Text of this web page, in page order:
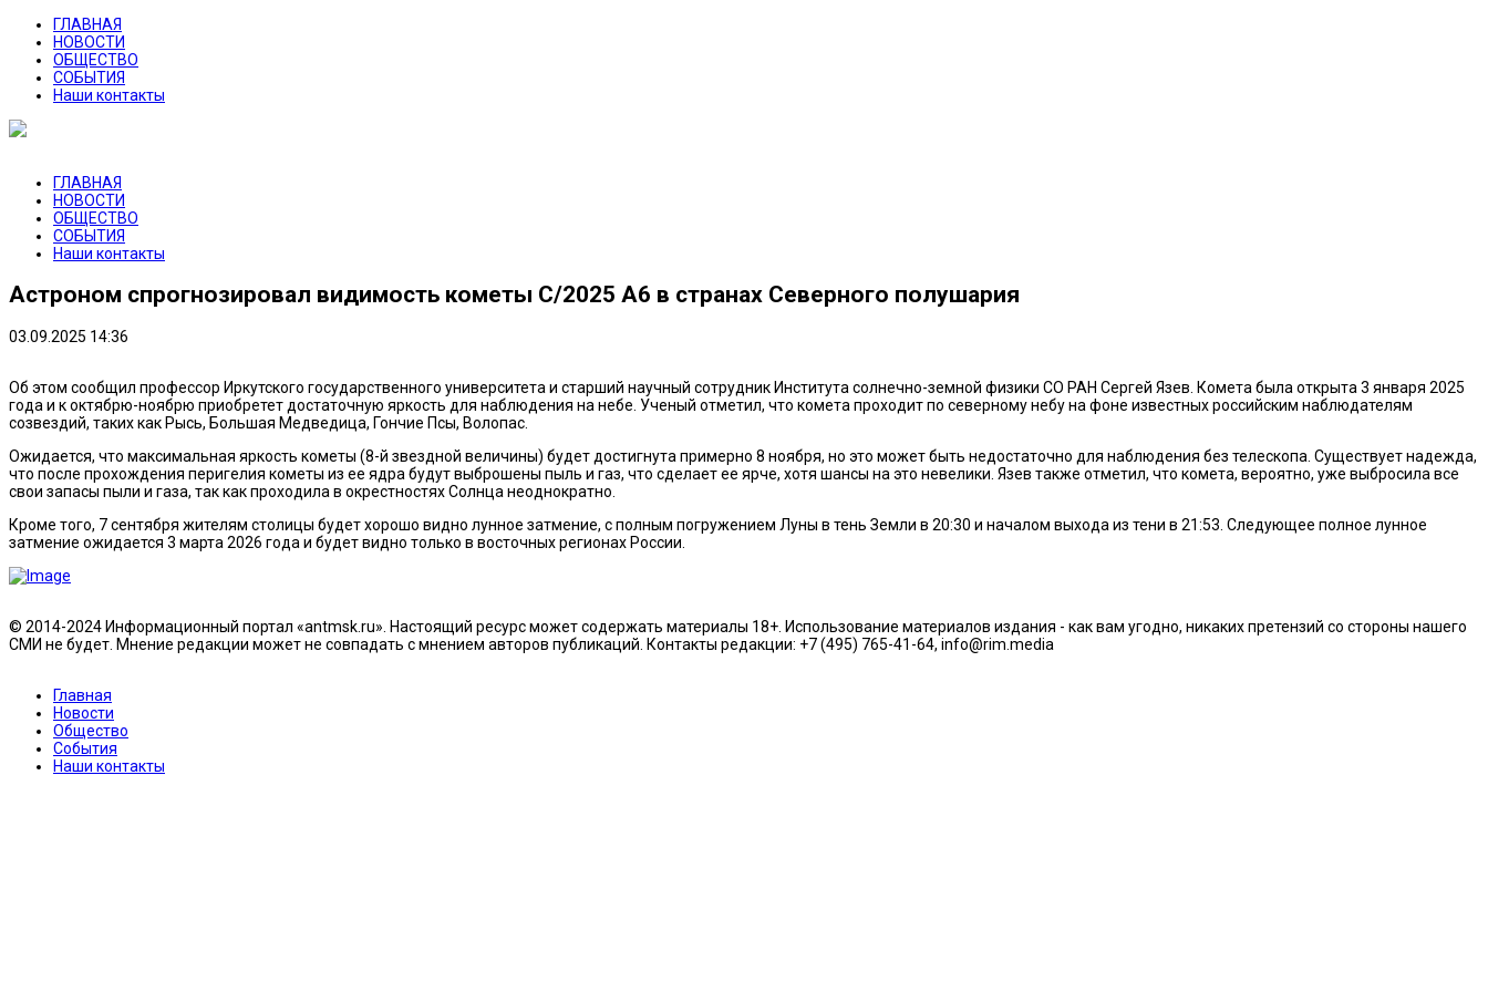
ГЛАВНАЯ
НОВОСТИ
ОБЩЕСТВО
СОБЫТИЯ
Наши контакты
ГЛАВНАЯ
НОВОСТИ
ОБЩЕСТВО
СОБЫТИЯ
Наши контакты
Астроном спрогнозировал видимость кометы C/2025 A6 в странах Северного полушария
03.09.2025 14:36
Об этом сообщил профессор Иркутского государственного университета и старший научный сотрудник Института солнечно-земной физики СО РАН Сергей Язев. Комета была открыта 3 января 2025
года и к октябрю-ноябрю приобретет достаточную яркость для наблюдения на небе. Ученый отметил, что комета проходит по северному небу на фоне известных российским наблюдателям
созвездий, таких как Рысь, Большая Медведица, Гончие Псы, Волопас.
Ожидается, что максимальная яркость кометы (8-й звездной величины) будет достигнута примерно 8 ноября, но это может быть недостаточно для наблюдения без телескопа. Существует надежда,
что после прохождения перигелия кометы из ее ядра будут выброшены пыль и газ, что сделает ее ярче, хотя шансы на это невелики. Язев также отметил, что комета, вероятно, уже выбросила все
свои запасы пыли и газа, так как проходила в окрестностях Солнца неоднократно.
Кроме того, 7 сентября жителям столицы будет хорошо видно лунное затмение, с полным погружением Луны в тень Земли в 20:30 и началом выхода из тени в 21:53. Следующее полное лунное
затмение ожидается 3 марта 2026 года и будет видно только в восточных регионах России.
© 2014-2024 Информационный портал «antmsk.ru». Настоящий ресурс может содержать материалы 18+. Использование материалов издания - как вам угодно, никаких претензий со стороны нашего
СМИ не будет. Мнение редакции может не совпадать с мнением авторов публикаций. Контакты редакции: +7 (495) 765-41-64, info@rim.media
Главная
Новости
Общество
События
Наши контакты